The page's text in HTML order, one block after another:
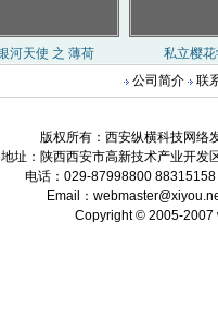
公司简介 联
版权所有：西安纵横科技网络
地址：陕西西安市高新技术产业开发
电话：029-87998800
Email：
Copyright © 2005-2007